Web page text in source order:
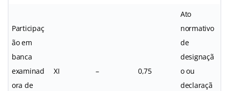
Participaç
ão em
banca
examinad
ora de
XI – 0,75
Ato
normativo
de
designaçã
o ou
declaraçã